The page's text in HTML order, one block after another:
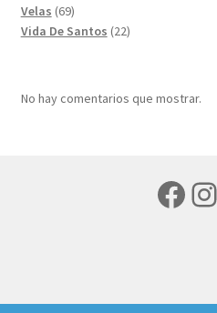
Velas 6969
productos
Vida De Santos 2222
No hay comentarios que mostrar.